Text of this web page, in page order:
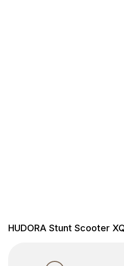
HUDORA Stunt Scooter